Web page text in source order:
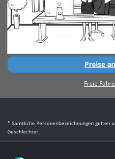
Preise
Freie
* Sämtliche Personenbezeichnungen gelten
Geschlechter.